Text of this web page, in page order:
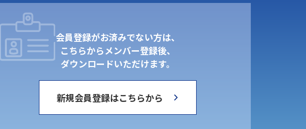
会員登録がお済みでない方は、
こちらからメンバー登録後、
ダウンロードいただけます。
新規会員登録はこちらから